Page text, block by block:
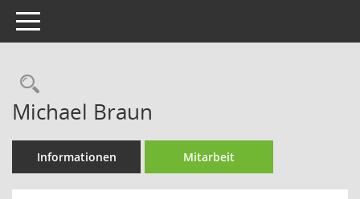
Toggle navigation
Rechercheauswahl
Michael Braun
Informationen Mitarbeit